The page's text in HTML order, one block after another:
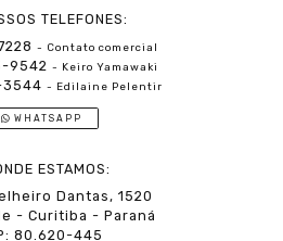
TELEFONES:
- Contato comercial
9542 - Keiro Yamawaki
3544 - Edilaine Pelentir
WHATSAPP
ESTAMOS:
Dantas, 1520
- Curitiba - Paraná
80.620-445